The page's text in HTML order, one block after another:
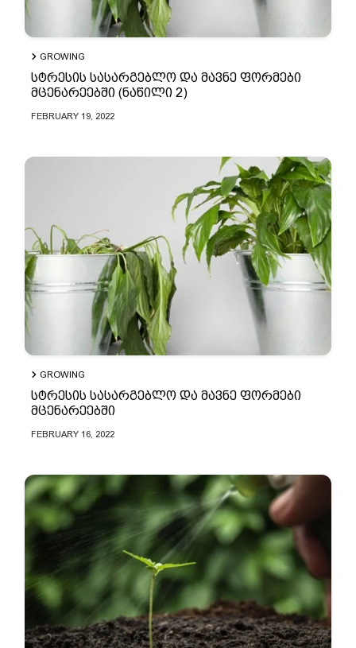
GROWING
სტრესის სასარგებლო და მავნე ფორმები
მცენარეებში (ნაწილი 2)
FEBRUARY 19, 2022
GROWING
სტრესის სასარგებლო და მავნე ფორმები
მცენარეებში
FEBRUARY 16, 2022